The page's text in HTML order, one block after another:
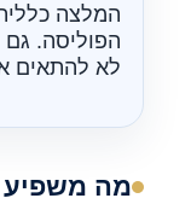
המלצה
הפוליסה.
לא להתאים
מה משפיע